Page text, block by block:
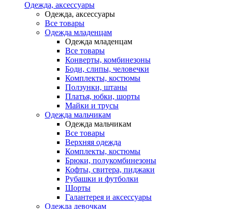
Одежда, аксессуары
Одежда, аксессуары
Все товары
Одежда младенцам
Одежда младенцам
Все товары
Конверты, комбинезоны
Боди, слипы, человечки
Комплекты, костюмы
Ползунки, штаны
Платья, юбки, шорты
Майки и трусы
Одежда мальчикам
Одежда мальчикам
Все товары
Верхняя одежда
Комплекты, костюмы
Брюки, полукомбинезоны
Кофты, свитера, пиджаки
Рубашки и футболки
Шорты
Галантерея и аксессуары
Одежда девочкам